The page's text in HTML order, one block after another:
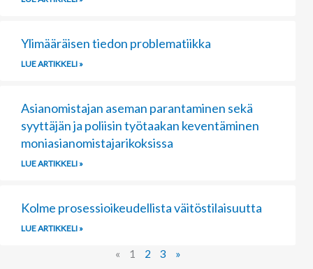
Ylimääräisen tiedon problematiikka
LUE ARTIKKELI »
Asianomistajan aseman parantaminen sekä
syyttäjän ja poliisin työtaakan keventäminen
moniasianomistajarikoksissa
LUE ARTIKKELI »
Kolme prosessioikeudellista väitöstilaisuutta
LUE ARTIKKELI »
« 1 2 3 »